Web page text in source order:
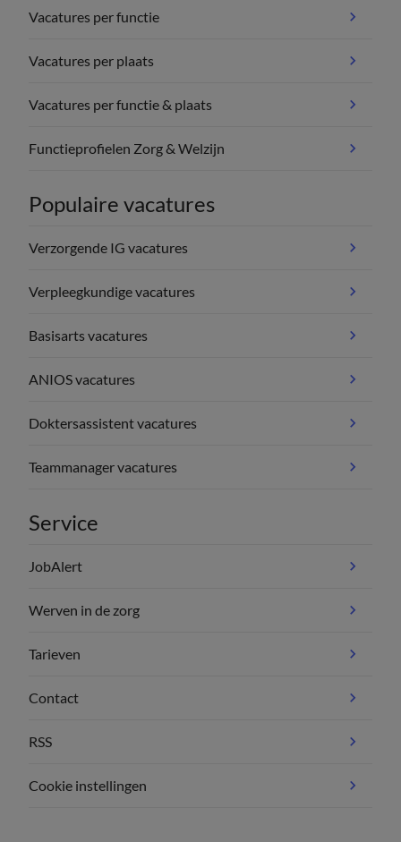
Vacatures per functie
Vacatures per plaats
Vacatures per functie & plaats
Functieprofielen Zorg & Welzijn
Populaire vacatures
Verzorgende IG vacatures
Verpleegkundige vacatures
Basisarts vacatures
ANIOS vacatures
Doktersassistent vacatures
Teammanager vacatures
Service
JobAlert
Werven in de zorg
Tarieven
Contact
RSS
Cookie instellingen